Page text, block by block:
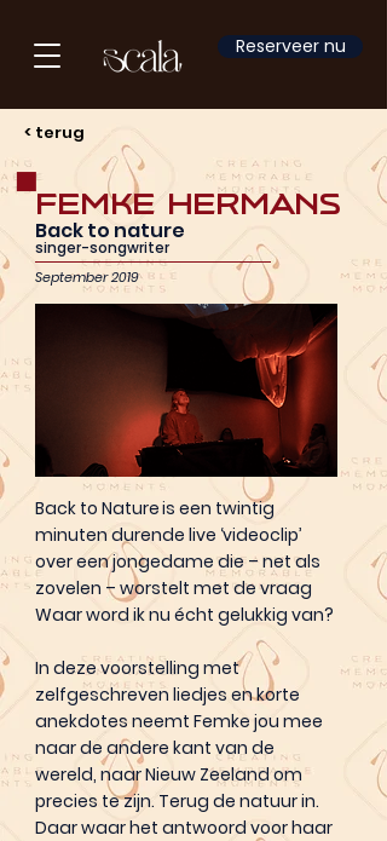
Reserveer nu
< terug
Femke Hermans
Back to nature
singer-songwriter
September 2019
Back to Nature is een twintig
minuten durende live ‘videoclip’
over een jongedame die – net als
zovelen – worstelt met de vraag
Waar word ik nu écht gelukkig van?
In deze voorstelling met
zelfgeschreven liedjes en korte
anekdotes neemt Femke jou mee
naar de andere kant van de
wereld, naar Nieuw Zeeland om
precies te zijn. Terug de natuur in.
Daar waar het antwoord voor haar